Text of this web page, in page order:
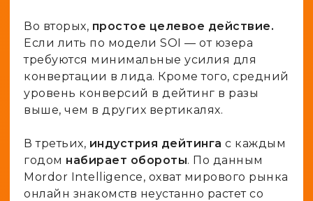
Во вторых, простое целевое действие.
Если лить по модели SOI — от юзера
требуются минимальные усилия для
конвертации в лида. Кроме того, средний
уровень конверсий в дейтинг в разы
выше, чем в других вертикалях.
В третьих, индустрия дейтинга с каждым
годом набирает обороты. По данным
Mordor Intelligence, охват мирового рынка
онлайн знакомств неустанно растет со